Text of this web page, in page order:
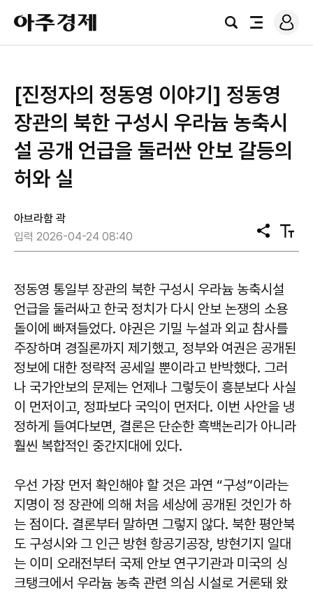
아
주
경
검
전
로
그
[진정자의 정동영 이야기] 정동영
장관의 북한 구성시 우라늄 농축시
설 공개 언급을 둘러싼 안보 갈등의
허와 실
아브라함 곽
입력 2026-04-24 08:40
공
유
텍
스
정동영 통일부 장관의 북한 구성시 우라늄 농축시설
언급을 둘러싸고 한국 정치가 다시 안보 논쟁의 소용
돌이에 빠져들었다. 야권은 기밀 누설과 외교 참사를
주장하며 경질론까지 제기했고, 정부와 여권은 공개된
정보에 대한 정략적 공세일 뿐이라고 반박했다. 그러
나 국가안보의 문제는 언제나 그렇듯이 흥분보다 사실
이 먼저이고, 정파보다 국익이 먼저다. 이번 사안을 냉
정하게 들여다보면, 결론은 단순한 흑백논리가 아니라
훨씬 복합적인 중간지대에 있다.
우선 가장 먼저 확인해야 할 것은 과연 “구성”이라는
지명이 정 장관에 의해 처음 세상에 공개된 것인가 하
는 점이다. 결론부터 말하면 그렇지 않다. 북한 평안북
도 구성시와 그 인근 방현 항공기공장, 방현기지 일대
는 이미 오래전부터 국제 안보 연구기관과 미국의 싱
크탱크에서 우라늄 농축 관련 의심 시설로 거론돼 왔